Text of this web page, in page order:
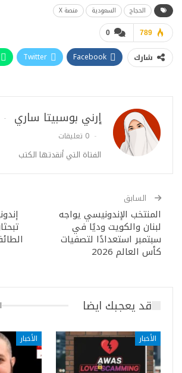
الحجاج السعودية منصة X
0 789
شارك Facebook
Twitter
إرني بوسبيتا ساري
0 تعليقات
الفتاة التي أنقدتها الكتب
السابق
المنتخب الإندونيسي يواجه
لبنان والكويت وديًا في
سبتمبر استعدادًا لتصفيات
كأس العالم 2026
قد يعجبك ايضا
الأخبار الأخبار